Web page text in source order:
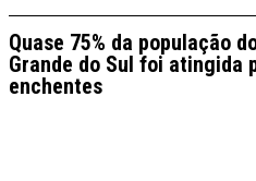
Quase 75% da população
Grande do Sul foi atingida
enchentes